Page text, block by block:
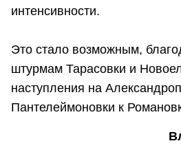
интенсивности.
Это стало возможным,
штурмам Тарасовки и
наступления на
Пантелеймоновки к